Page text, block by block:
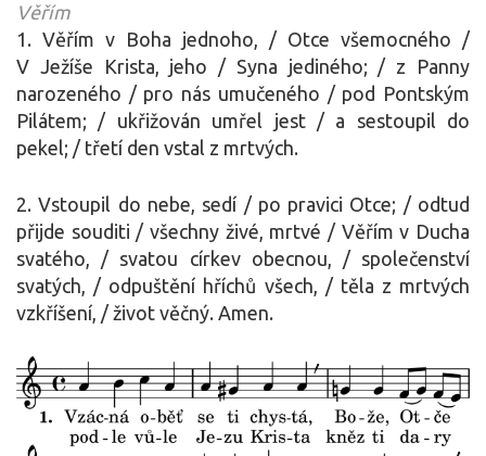
Věřím
1. Věřím v Boha jednoho, / Otce všemocného /
V Ježíše Krista, jeho / Syna jediného; / z Panny
narozeného / pro nás umučeného / pod Pontským
Pilátem; / ukřižován umřel jest / a sestoupil do
pekel; / třetí den vstal z mrtvých.
2. Vstoupil do nebe, sedí / po pravici Otce; / odtud
přijde souditi / všechny živé, mrtvé / Věřím v Ducha
svatého, / svatou církev obecnou, / společenství
svatých, / odpuštění hříchů všech, / těla z mrtvých
vzkříšení, / život věčný. Amen.